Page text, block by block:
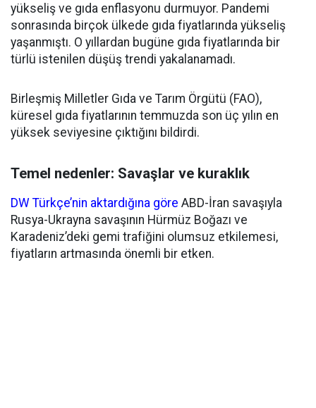
yükseliş ve gıda enflasyonu durmuyor. Pandemi
sonrasında birçok ülkede gıda fiyatlarında yükseliş
yaşanmıştı. O yıllardan bugüne gıda fiyatlarında bir
türlü istenilen düşüş trendi yakalanamadı.
Birleşmiş Milletler Gıda ve Tarım Örgütü (FAO),
küresel gıda fiyatlarının temmuzda son üç yılın en
yüksek seviyesine çıktığını bildirdi.
Temel nedenler: Savaşlar ve kuraklık
DW Türkçe’nin aktardığına göre ABD-İran savaşıyla
Rusya-Ukrayna savaşının Hürmüz Boğazı ve
Karadeniz’deki gemi trafiğini olumsuz etkilemesi,
fiyatların artmasında önemli bir etken.